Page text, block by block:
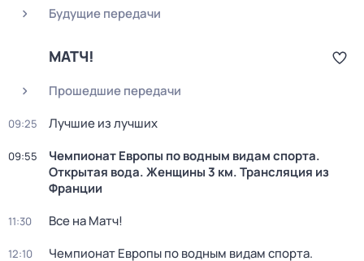
Будущие передачи
МАТЧ!
Прошедшие передачи
09:25 Лучшие из лучших
09:55
Чемпионат Европы по водным видам спорта.
Открытая вода. Женщины 3 км. Трансляция из
Франции
11:30 Все на Матч!
12:10
Чемпионат Европы по водным видам спорта.